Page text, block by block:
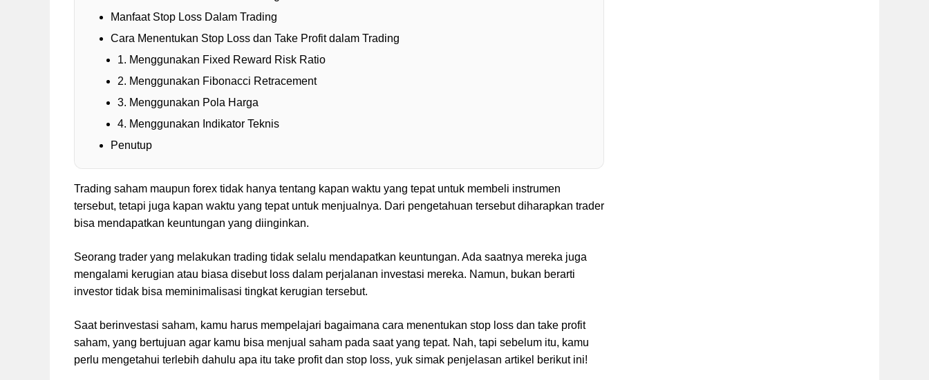
Manfaat Stop Loss Dalam Trading
Cara Menentukan Stop Loss dan Take Profit dalam Trading
1. Menggunakan Fixed Reward Risk Ratio
2. Menggunakan Fibonacci Retracement
3. Menggunakan Pola Harga
4. Menggunakan Indikator Teknis
Penutup
Trading saham maupun forex tidak hanya tentang kapan waktu yang tepat untuk membeli instrumen
tersebut, tetapi juga kapan waktu yang tepat untuk menjualnya. Dari pengetahuan tersebut diharapkan trader
bisa mendapatkan keuntungan yang diinginkan.
Seorang trader yang melakukan trading tidak selalu mendapatkan keuntungan. Ada saatnya mereka juga
mengalami kerugian atau biasa disebut loss dalam perjalanan investasi mereka. Namun, bukan berarti
investor tidak bisa meminimalisasi tingkat kerugian tersebut.
Saat berinvestasi saham, kamu harus mempelajari bagaimana cara menentukan stop loss dan take profit
saham, yang bertujuan agar kamu bisa menjual saham pada saat yang tepat. Nah, tapi sebelum itu, kamu
perlu mengetahui terlebih dahulu apa itu take profit dan stop loss, yuk simak penjelasan artikel berikut ini!